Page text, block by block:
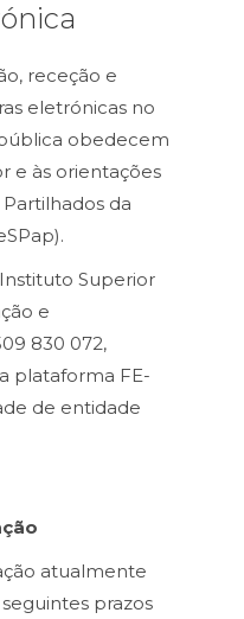
receção e
eletrónicas no
obedecem
e às orientações
da
Superior
e
830 072,
plataforma FE-
de entidade
atualmente
prazos